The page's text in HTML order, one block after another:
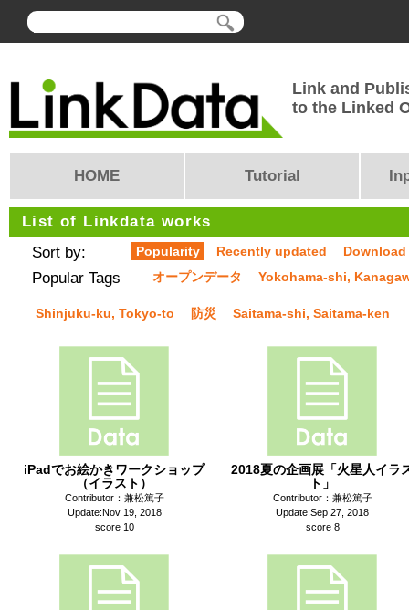
Link and
to the Linked
HOME Tutorial
List of Linkdata works
Sort by:
Popularity Recently updated
Popular Tags オープンデータ Yokohama-shi,
Shinjuku-ku, Tokyo-to 防災 Saitama-shi, Saitama-ken
iPadでお絵かきワークショップ
（イラスト）
Contributor：兼松篤子
Update:Nov 19, 2018
score 10
2018夏の企画展「火星人イラ
ト」
Contributor：兼松篤子
Update:Sep 27, 2018
score 8